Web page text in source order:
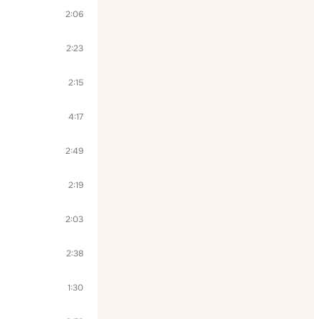
2:06
2:23
2:15
4:17
2:49
2:19
2:03
2:38
1:30